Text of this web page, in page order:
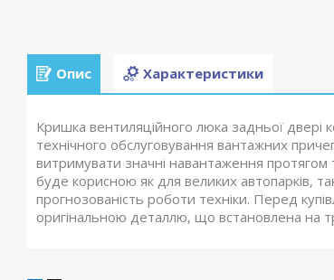
Опис Характеристики
Кришка вентиляційного люка задньої
технічного обслуговування вантажних
витримувати значні навантаження протягом
буде корисною як для великих автопарків,
прогнозованість роботи техніки. Перед
оригінальною деталлю, що встановлена на